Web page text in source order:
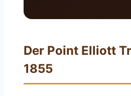
Der Point Elliott
1855